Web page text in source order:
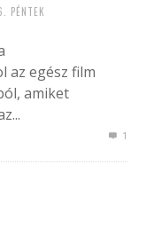
PÉNTEK
az egész film
amiket
1